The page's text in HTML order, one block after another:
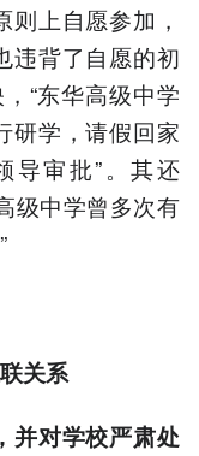
上自愿参加，
违背了自愿的初
“东华高级中学
研学，请假回家
导审批”。其还
级中学曾多次有
关系
并对学校严肃处